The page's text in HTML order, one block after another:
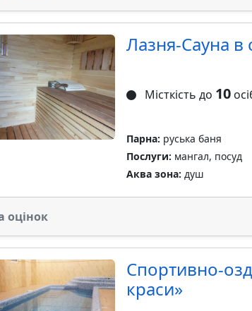
Лазня-Сауна в
Місткість до 10
Парна: руська баня
Послуги: мангал, посуд
Аква зона: душ
оцінок
Спортивно-
краси»